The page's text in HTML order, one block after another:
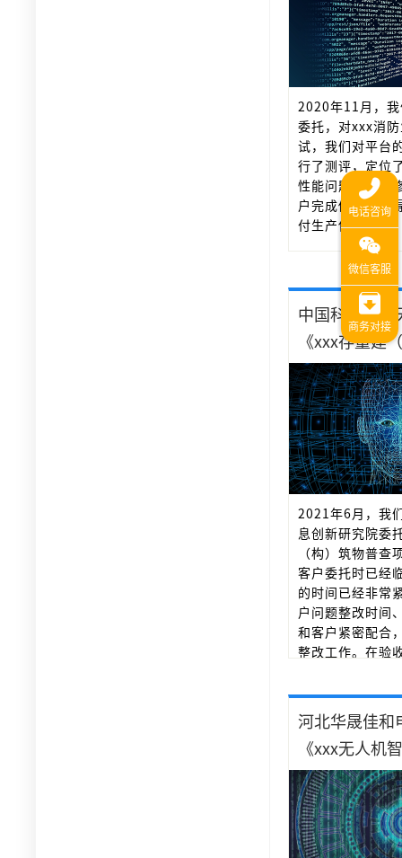
2020年11月，
委托，对xxx消
试，我们对平台
行了测评，定位
性能问题，给出
户完成修复，使
付生产使用。
中国科学院空
2021年6月，我
息创新研究院委
（构）筑物普查
客户委托时已经
的时间已经非常
户问题整改时间
和客户紧密配合
整改工作。在验
成验收工作。
河北华晟佳和
《xxx无人机